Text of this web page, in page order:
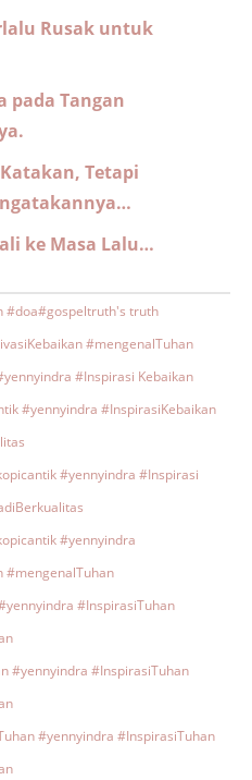
Rusak untuk
pada Tangan
Tetapi
ke Masa Lalu…
#doa#gospeltruth's truth
#mengenalTuhan
#Inspirasi Kebaikan
#yennyindra #InspirasiKebaikan
#yennyindra #Inspirasi
#yennyindra
#mengenalTuhan
#InspirasiTuhan
#yennyindra #InspirasiTuhan
#yennyindra #InspirasiTuhan